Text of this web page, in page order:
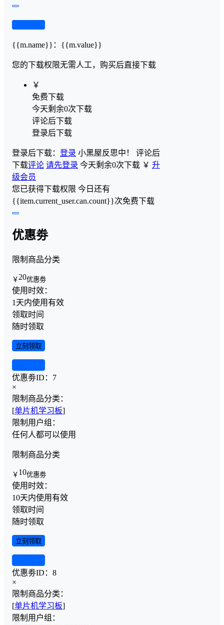
{{m.name}} ： {{m.value}}
您的下载权限无需人工，购买后直接下载
￥
免费下载
今天剩余0次下载
评论后下载
登录后下载
登录后下载： 登录 小黑屋反思中！ 评论后
下载评论 请先登录 今天剩余0次下载 ￥ 升
级会员
您已获得下载权限 今日还有
{{item.current_user.can.count}}次免费下载
优惠劵
限制商品分类
￥ 20优惠劵
使用时效：
1天内使用有效
领取时间
随时领取
立刻领取
优惠劵ID： 7
×
限制商品分类：
[单片机学习板]
限制用户组：
任何人都可以使用
限制商品分类
￥ 10优惠劵
使用时效：
10天内使用有效
领取时间
随时领取
立刻领取
优惠劵ID： 8
×
限制商品分类：
[单片机学习板]
限制用户组：